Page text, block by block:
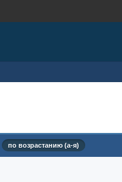
по возрастанию (а-я)